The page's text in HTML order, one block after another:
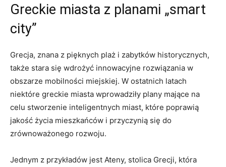
Greckie miasta z planami „smart
city”
Grecja, znana z pięknych plaż i zabytków historycznych,
także stara się wdrożyć innowacyjne rozwiązania w
obszarze mobilności miejskiej. W ostatnich latach
niektóre greckie miasta wprowadziły plany mające na
celu stworzenie inteligentnych miast, które poprawią
jakość życia mieszkańców i przyczynią się do
zrównoważonego rozwoju.
Jednym z przykładów jest Ateny, stolica Grecji, która